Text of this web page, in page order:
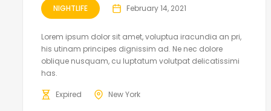
NIGHTLIFE February 14, 2021
Lorem ipsum dolor sit amet, voluptua iracundia an pri,
his utinam principes dignissim ad. Ne nec dolore
oblique nusquam, cu luptatum volutpat delicatissimi
has.
Expired New York